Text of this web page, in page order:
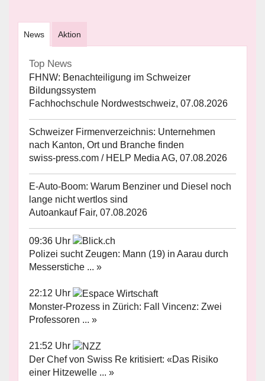
News Aktion
Top News
FHNW: Benachteiligung im Schweizer
Bildungssystem
Fachhochschule Nordwestschweiz, 07.08.2026
Schweizer Firmenverzeichnis: Unternehmen
nach Kanton, Ort und Branche finden
swiss-press.com / HELP Media AG, 07.08.2026
E-Auto-Boom: Warum Benziner und Diesel noch
lange nicht wertlos sind
Autoankauf Fair, 07.08.2026
09:36 Uhr
Polizei sucht Zeugen: Mann (19) in Aarau durch
Messerstiche ... »
22:12 Uhr
Monster-Prozess in Zürich: Fall Vincenz: Zwei
Professoren ... »
21:52 Uhr
Der Chef von Swiss Re kritisiert: «Das Risiko
einer Hitzewelle ... »